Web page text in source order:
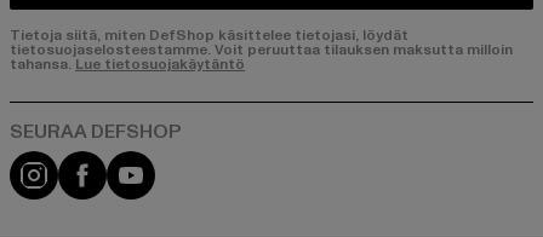
Tietoja siitä, miten DefShop käsittelee tietojasi, löydät
tietosuojaselosteestamme. Voit peruuttaa tilauksen maksutta milloin
tahansa. Lue tietosuojakäytäntö
Visit our Instagram page:
Visit our Facebook page:
Visit our YouTube channel: